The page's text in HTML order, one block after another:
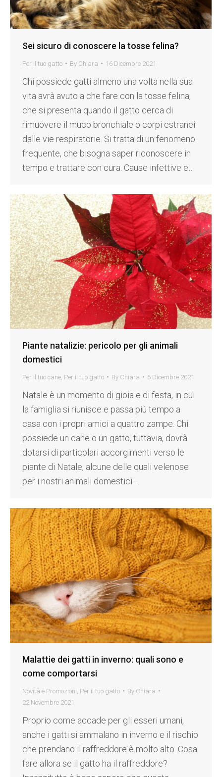
Sei sicuro di conoscere la tosse felina?
Per il tuo gatto By Chiara 16 Dicembre 2021
Chi possiede gatti almeno una volta nella sua
vita avrà avuto a che fare con la tosse felina,
che si presenta quando il gatto cerca di
rimuovere il muco bronchiale o corpi estranei
dalle vie respiratorie. Si tratta di un fenomeno
frequente, che bisogna saper riconoscere in
tempo e trattare con cura. Cause infettive e…
Piante natalizie: pericolo per gli animali
domestici
Per il tuo cane Per il tuo gatto By Chiara 6 Dicembre 2021
Natale è un momento di gioia e di festa, in cui
la famiglia si riunisce e passa più tempo a
casa con i propri amici a quattro zampe. Chi
possiede un cane o un gatto, tuttavia, dovrà
dotarsi di particolari accorgimenti verso le
piante di Natale, alcune delle quali velenose
per i nostri animali domestici.…
Malattie dei gatti in inverno: quali sono e
come comportarsi
Novità e Promozioni Per il tuo gatto By Chiara
22 Novembre 2021
Proprio come accade per gli esseri umani,
anche i gatti si ammalano in inverno e il rischio
che prendano il raffreddore è molto alto. Cosa
fare allora se il gatto ha il raffreddore?